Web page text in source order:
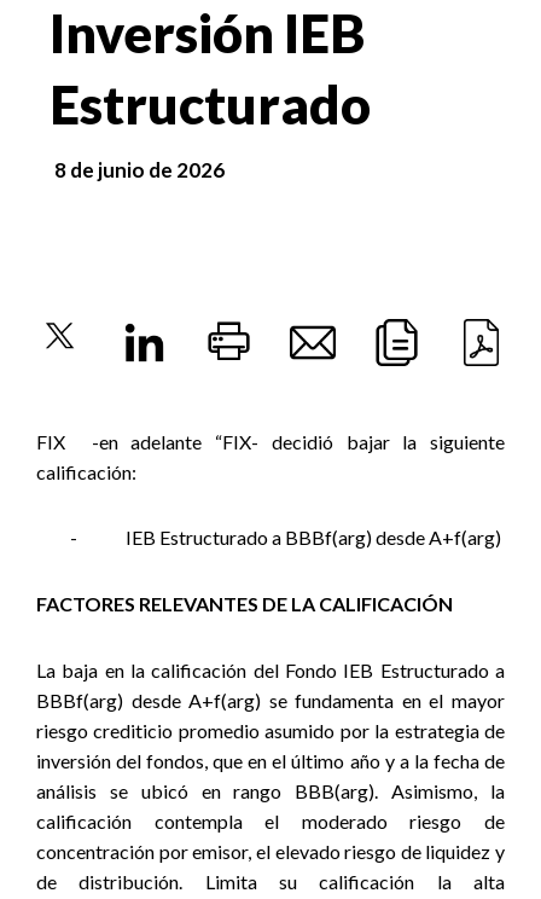
Inversión IEB
Estructurado
8 de junio de 2026
FIX
-en adelante “FIX- decidió bajar la siguiente
calificación:
- IEB Estructurado a BBBf(arg) desde A+f(arg)
FACTORES RELEVANTES DE LA CALIFICACIÓN
La baja en la calificación del Fondo IEB Estructurado a
BBBf(arg) desde A+f(arg) se fundamenta en el mayor
riesgo crediticio promedio asumido por la estrategia de
inversión del fondos, que en el último año y a la fecha de
análisis se ubicó en rango BBB(arg). Asimismo, la
calificación contempla el moderado riesgo de
concentración por emisor, el elevado riesgo de liquidez y
de distribución. Limita su calificación la alta